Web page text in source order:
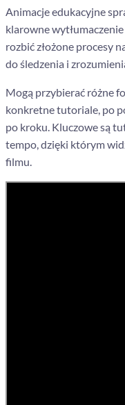
Animacje edukacyjne
klarowne
rozbić złożone procesy
do śledzenia i
Mogą przybierać różne
konkretne tutoriale, po
po kroku. Kluczowe są
tempo, dzięki którym
filmu.